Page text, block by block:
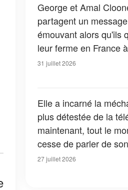
George et Amal
partagent un message
émouvant alors qu'ils
leur ferme en France
des feux de forêt —
31 juillet 2026
Elle a incarné la
plus détestée de la
maintenant, tout le
cesse de parler de son
apparition dans la
27 juillet 2026